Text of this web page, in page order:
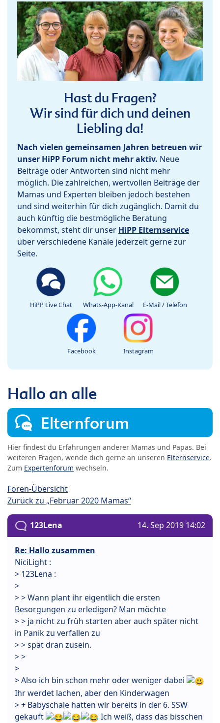
Hast du Fragen?
Wir sind für dich und deinen
Liebling da!
Nach vielen gemeinsamen Jahren betreuen wir
unser HiPP Forum nicht mehr aktiv. Neue
Beiträge oder Antworten sind nicht mehr
möglich. Die zahlreichen, wertvollen Beiträge der
Mamas und Experten bleiben jedoch bestehen
und sind weiterhin für dich zugänglich. Damit du
auch künftig die bestmögliche Beratung
bekommst, steht dir unser HiPP Elternservice
über verschiedene Kanäle jederzeit gerne zur
Seite.
HiPP Live Chat Whats-App-Kanal E-Mail / Telefon
Facebook Instagram
Hallo an alle
Elternforum
Hier findest du Erfahrungen anderer Mamas und Papas. Bei
weiteren Fragen, wende dich gerne an unseren Elternservice.
Zum Expertenforum wechseln.
Foren-Übersicht
Zurück zu „Februar 2020 Mamas“
123Lena 14. Sep 2019 14:02
Re: Hallo zusammen
NiciLight :
> 123Lena :
>
> > Wann plant ihr eigentlich die ersten
Besorgungen zu erledigen? Man möchte
> > ja nicht zu früh starten aber auch später nicht
in Panik zu verfallen zu
> > spät dran zusein.
> >
>
> Also ich bin schon mehr oder weniger dabei
Ihr werdet lachen, aber den Kinderwagen
> + Babyschale hatten wir bereits in der 6. SSW
gekauft
Ich weiß, dass das bisschen